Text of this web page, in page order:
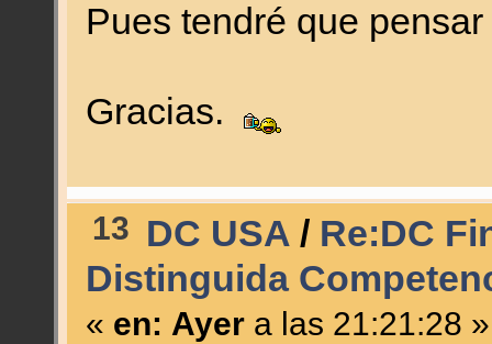
Pues tendré que
Gracias.
13 DC USA / Re:DC
Distinguida
« en: Ayera las 21:21:28 »